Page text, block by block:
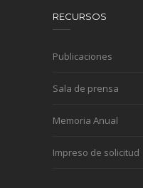
RECURSOS
Publicaciones
Sala de prensa
Memoria Anual
Impreso de solicitud